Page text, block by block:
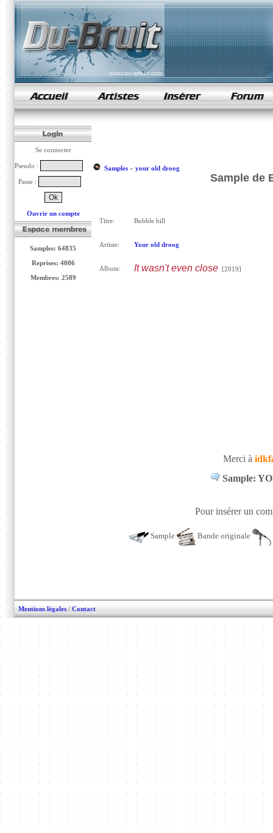
samples de rap
Se connecter
Pseudo :
Passe :
Ouvrir un compte
Samples: 64835
Reprises: 4006
Membres: 2589
Samples» your old droog
Sample de
Titre: Bubble hill
Artiste: Your old droog
Album: It wasn't even close[2019]
Merci à
Sample:
Pour insérer un
Sample Bande originale
Mentions légales / Contact